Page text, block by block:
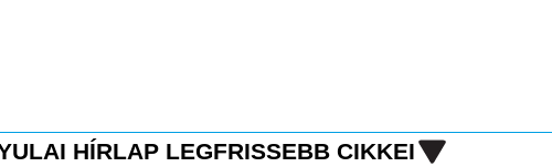
HÍRLAP LEGFRISSEBB CIKKEI